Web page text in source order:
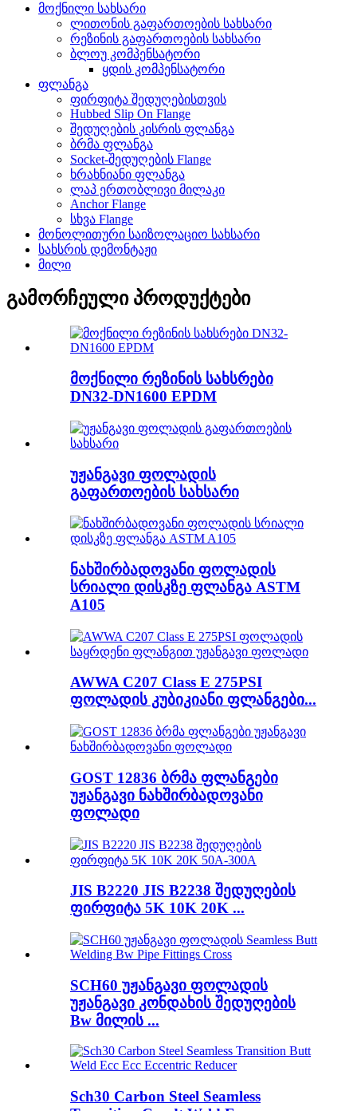
მოქნილი სახსარი
ლითონის გაფართოების სახსარი
რეზინის გაფართოების სახსარი
ბლოუ კომპენსატორი
ყდის კომპენსატორი
ფლანგა
ფირფიტა შედუღებისთვის
Hubbed Slip On Flange
შედუღების კისრის ფლანგა
ბრმა ფლანგა
Socket-შედუღების Flange
ხრახნიანი ფლანგა
ლაპ ერთობლივი მილაკი
Anchor Flange
სხვა Flange
მონოლითური საიზოლაციო სახსარი
სახსრის დემონტაჟი
მილი
გამორჩეული პროდუქტები
მოქნილი რეზინის სახსრები
DN32-DN1600 EPDM
უჟანგავი ფოლადის
გაფართოების სახსარი
ნახშირბადოვანი ფოლადის
სრიალი დისკზე ფლანგა ASTM
A105
AWWA C207 Class E 275PSI
ფოლადის კუბიკიანი ფლანგები...
GOST 12836 ბრმა ფლანგები
უჟანგავი ნახშირბადოვანი
ფოლადი
JIS B2220 JIS B2238 შედუღების
ფირფიტა 5K 10K 20K ...
SCH60 უჟანგავი ფოლადის
უჟანგავი კონდახის შედუღების
Bw მილის ...
Sch30 Carbon Steel Seamless